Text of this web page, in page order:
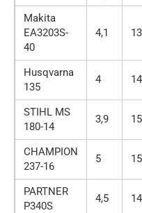
Makita
EA3203S-
40
4,1
Husqvarna
135
4
STIHL MS
180-14
3,9
CHAMPION
237-16
5
PARTNER
P340S
4,5